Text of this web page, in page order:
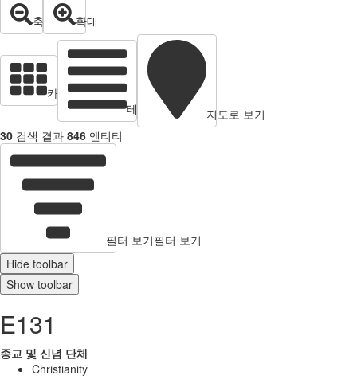
축소 확대
카드 뷰
테이블 보기
지도로 보기
30 검색 결과 846 엔티티
필터 보기필터 보기
Hide toolbar
Show toolbar
E131
종교 및 신념 단체
Christianity